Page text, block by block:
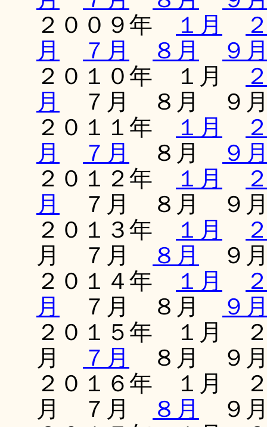
２００９年
１月
月
７月 ８月
９
２０１０年 １月
月
７月 ８月 ９
２０１１年
１月
月
７月 ８月
９
２０１２年
１月
月
７月 ８月 ９
２０１３年
１月
月 ７月
８月
９
２０１４年
１月
月
７月 ８月
９
２０１５年 １月
月
７月
８月 ９
２０１６年 １月
月 ７月
８月
９